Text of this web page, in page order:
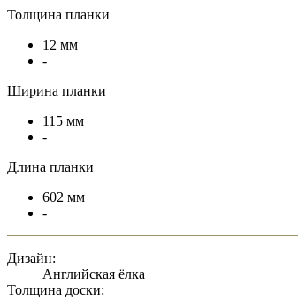
Толщина планки
12 мм
-
Ширина планки
115 мм
-
Длина планки
602 мм
-
Дизайн:
Английская ёлка
Толщина доски: